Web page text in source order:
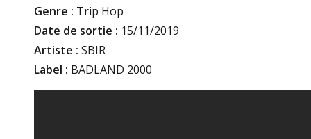
Genre : Trip Hop
Date de sortie : 15/11/2019
Artiste : SBIR
Label : BADLAND 2000